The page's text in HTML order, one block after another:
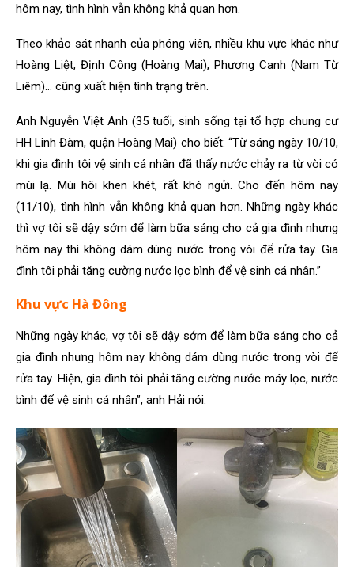
hôm nay, tình hình vẫn không khả quan hơn.
Theo khảo sát nhanh của phóng viên, nhiều khu vực khác như
Hoàng Liệt, Định Công (Hoàng Mai), Phương Canh (Nam Từ
Liêm)… cũng xuất hiện tình trạng trên.
Anh Nguyễn Việt Anh (35 tuổi, sinh sống tại tổ hợp chung cư
HH Linh Đàm, quận Hoàng Mai) cho biết: “Từ sáng ngày 10/10,
khi gia đình tôi vệ sinh cá nhân đã thấy nước chảy ra từ vòi có
mùi lạ. Mùi hôi khen khét, rất khó ngửi. Cho đến hôm nay
(11/10), tình hình vẫn không khả quan hơn. Những ngày khác
thì vợ tôi sẽ dậy sớm để làm bữa sáng cho cả gia đình nhưng
hôm nay thì không dám dùng nước trong vòi để rửa tay. Gia
đình tôi phải tăng cường nước lọc bình để vệ sinh cá nhân.”
Khu vực Hà Đông
Những ngày khác, vợ tôi sẽ dậy sớm để làm bữa sáng cho cả
gia đình nhưng hôm nay không dám dùng nước trong vòi để
rửa tay. Hiện, gia đình tôi phải tăng cường nước máy lọc, nước
bình để vệ sinh cá nhân”, anh Hải nói.